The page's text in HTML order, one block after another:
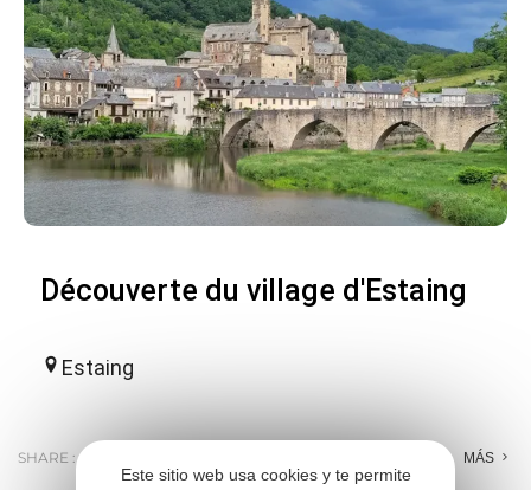
Découverte du village d'Estaing
Estaing
SHARE : MÁS
Este sitio web usa cookies y te permite